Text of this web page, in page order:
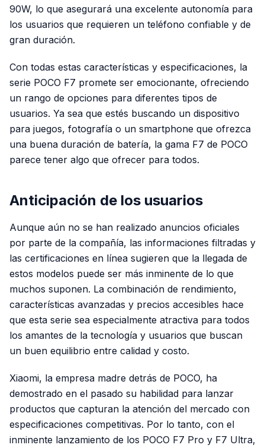
90W, lo que asegurará una excelente autonomía para
los usuarios que requieren un teléfono confiable y de
gran duración.
Con todas estas características y especificaciones, la
serie POCO F7 promete ser emocionante, ofreciendo
un rango de opciones para diferentes tipos de
usuarios. Ya sea que estés buscando un dispositivo
para juegos, fotografía o un smartphone que ofrezca
una buena duración de batería, la gama F7 de POCO
parece tener algo que ofrecer para todos.
Anticipación de los usuarios
Aunque aún no se han realizado anuncios oficiales
por parte de la compañía, las informaciones filtradas y
las certificaciones en línea sugieren que la llegada de
estos modelos puede ser más inminente de lo que
muchos suponen. La combinación de rendimiento,
características avanzadas y precios accesibles hace
que esta serie sea especialmente atractiva para todos
los amantes de la tecnología y usuarios que buscan
un buen equilibrio entre calidad y costo.
Xiaomi, la empresa madre detrás de POCO, ha
demostrado en el pasado su habilidad para lanzar
productos que capturan la atención del mercado con
especificaciones competitivas. Por lo tanto, con el
inminente lanzamiento de los POCO F7 Pro y F7 Ultra,